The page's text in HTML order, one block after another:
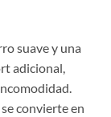
suave y una
adicional,
convierte en